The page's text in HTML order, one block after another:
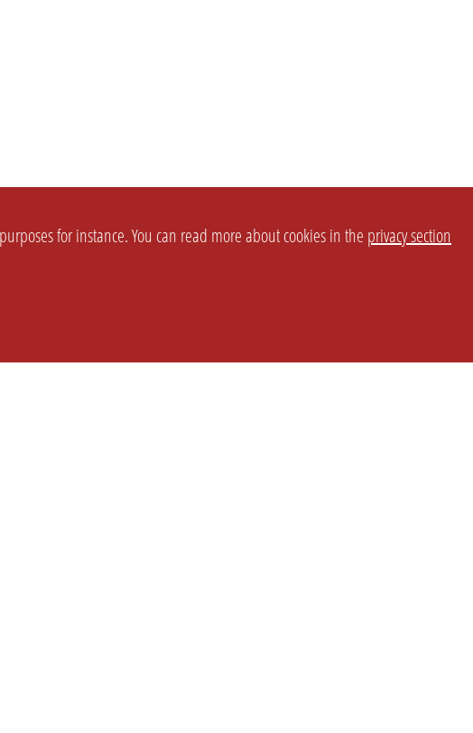
for instance. You can read more about cookies in the privacy section